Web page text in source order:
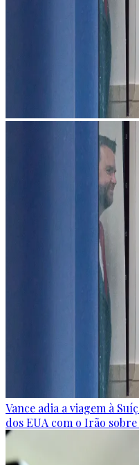
Vance adia a viagem à
dos EUA com o Irão